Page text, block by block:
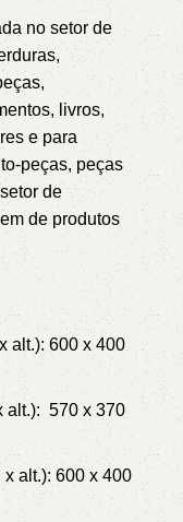
no setor de
livros,
e para
peças, peças
de
de produtos
alt.): 600 x 400
alt.): 570 x 370
x alt.): 600 x 400